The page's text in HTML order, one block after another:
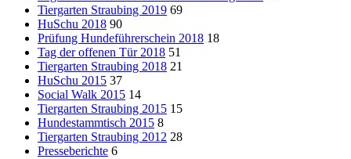
Tiergarten Straubing 2019 69
HuSchu 2018 90
Prüfung Hundeführerschein 2018 18
Tag der offenen Tür 2018 51
Tiergarten Straubing 2018 21
HuSchu 2015 37
Social Walk 2015 14
Tiergarten Straubing 2015 15
Hundestammtisch 2015 8
Tiergarten Straubing 2012 28
Presseberichte 6